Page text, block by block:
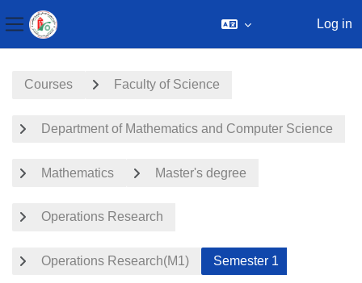
Side panel
Log in
Courses Faculty of Science
Department of Mathematics and Computer Science
Mathematics Master's degree
Operations Research
Operations Research(M1) Semester 1